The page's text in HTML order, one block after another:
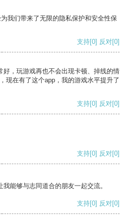
我们带来了无限的隐私保护和安全性保
支持[0] 反对[0]
好，玩游戏再也不会出现卡顿、掉线的情
现在有了这个app，我的游戏水平提升了
支持[0] 反对[0]
支持[0] 反对[0]
能够与志同道合的朋友一起交流。
支持[0] 反对[0]